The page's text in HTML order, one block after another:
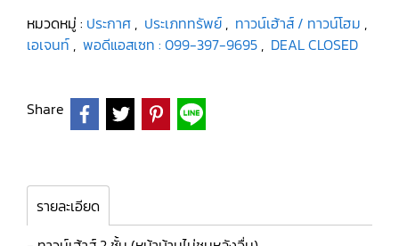
หมวดหมู่ : ประกาศ , ประเภททรัพย์ , ทาวน์เฮ้าส์ / ทาวน์โฮม ,
เอเจนท์ , พอดีแอสเซท : 099-397-9695 , DEAL CLOSED
Share
รายละเอียด